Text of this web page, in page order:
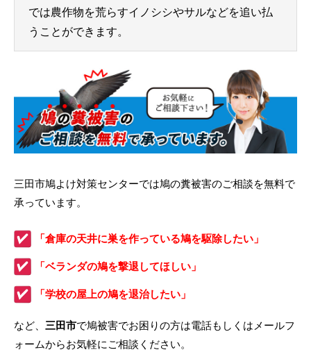
では農作物を荒らすイノシシやサルなどを追い払
うことができます。
三田市鳩よけ対策センターでは鳩の糞被害のご相談を無料で
承っています。
「倉庫の天井に巣を作っている鳩を駆除したい」
「ベランダの鳩を撃退してほしい」
「学校の屋上の鳩を退治したい」
など、 三田市で鳩被害でお困りの方は電話もしくはメールフ
ォームからお気軽にご相談ください。